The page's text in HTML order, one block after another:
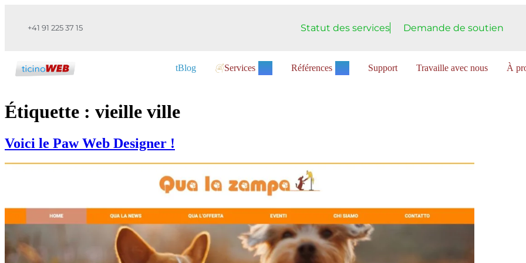
+41 91 225 37 15 Statut des services Demande de soutien
tBlog Services Références Support Travaille avec nous À
Étiquette : vieille ville
Voici le Paw Web Designer !